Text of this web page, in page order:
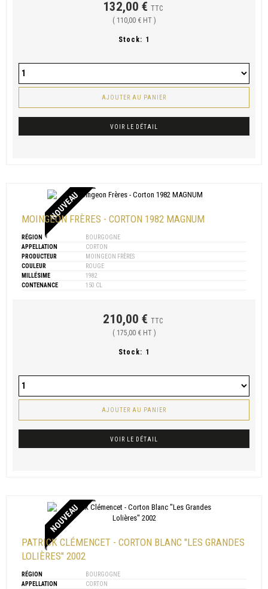
132,00 € TTC
( 110,00 € HT )
Stock: 1
AJOUTER AU PANIER
VOIR LE DÉTAIL
NOUVEAU
MOINGEON FRÈRES - CORTON 1982 MAGNUM
RÉGION
BOURGOGNE
APPELLATION
CORTON
PRODUCTEUR
MOINGEON FRÈRES
COULEUR
ROUGE
MILLÉSIME
1982
CONTENANCE
150 CL
210,00 € TTC
( 175,00 € HT )
Stock: 1
AJOUTER AU PANIER
VOIR LE DÉTAIL
NOUVEAU
PATRICK CLÉMENCET - CORTON BLANC "LES GRANDES
LOLIÈRES" 2002
RÉGION
BOURGOGNE
APPELLATION
CORTON